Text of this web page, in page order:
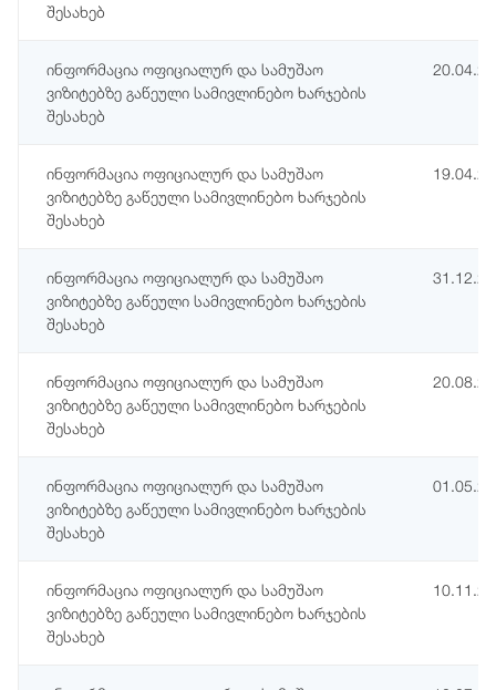
შესახებ
ინფორმაცია ოფიციალურ და სამუშაო
ვიზიტებზე გაწეული სამივლინებო ხარჯების
შესახებ
ინფორმაცია ოფიციალურ და სამუშაო
ვიზიტებზე გაწეული სამივლინებო ხარჯების
შესახებ
ინფორმაცია ოფიციალურ და სამუშაო
ვიზიტებზე გაწეული სამივლინებო ხარჯების
შესახებ
ინფორმაცია ოფიციალურ და სამუშაო
ვიზიტებზე გაწეული სამივლინებო ხარჯების
შესახებ
ინფორმაცია ოფიციალურ და სამუშაო
ვიზიტებზე გაწეული სამივლინებო ხარჯების
შესახებ
ინფორმაცია ოფიციალურ და სამუშაო
ვიზიტებზე გაწეული სამივლინებო ხარჯების
შესახებ